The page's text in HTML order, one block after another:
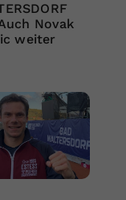
Novak
weiter